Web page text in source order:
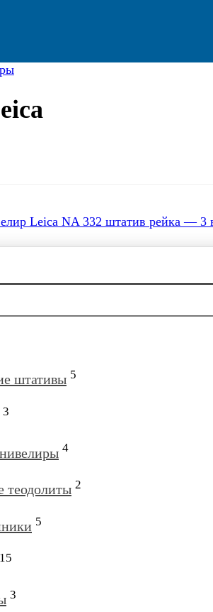
Leica NA 332 штатив рейка — 3
штативы 5
3
4
теодолиты 2
5
15
3